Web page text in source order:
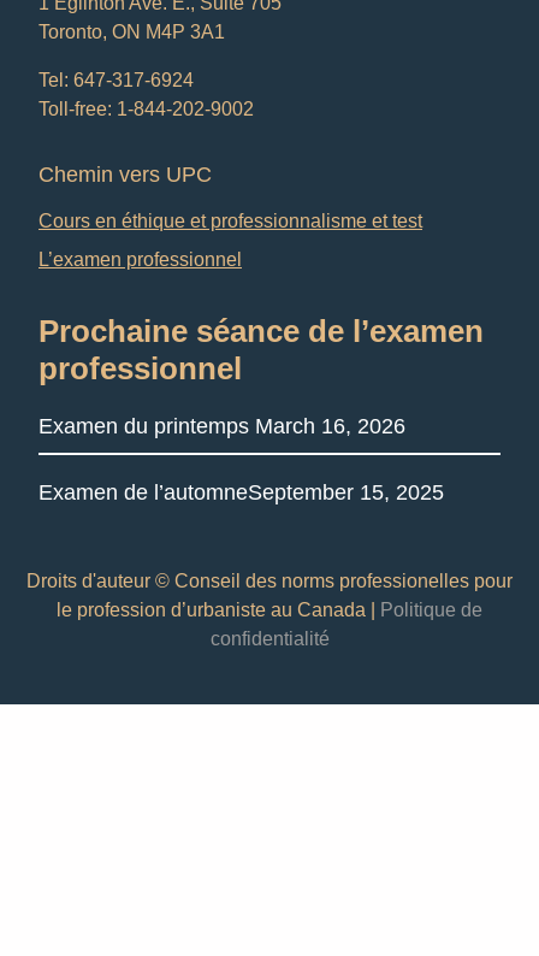
Toronto, ON M4P 3A1
Tel: 647-317-6924
Toll-free: 1-844-202-9002
Chemin vers UPC
Cours en éthique et professionnalisme et test
L’examen professionnel
Prochaine séance de l’examen
professionnel
Examen du printemps March 16, 2026
Examen de l’automneSeptember 15, 2025
Droits d'auteur © Conseil des norms professionelles pour
le profession d’urbaniste au Canada |
Politique de
confidentialité